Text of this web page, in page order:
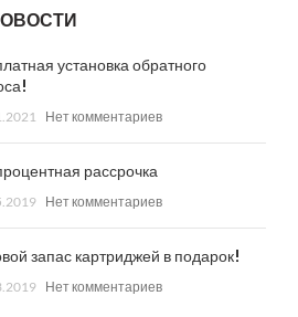
установка обратного
Нет комментариев
рассрочка
Нет комментариев
запас картриджей в подарок!
Нет комментариев